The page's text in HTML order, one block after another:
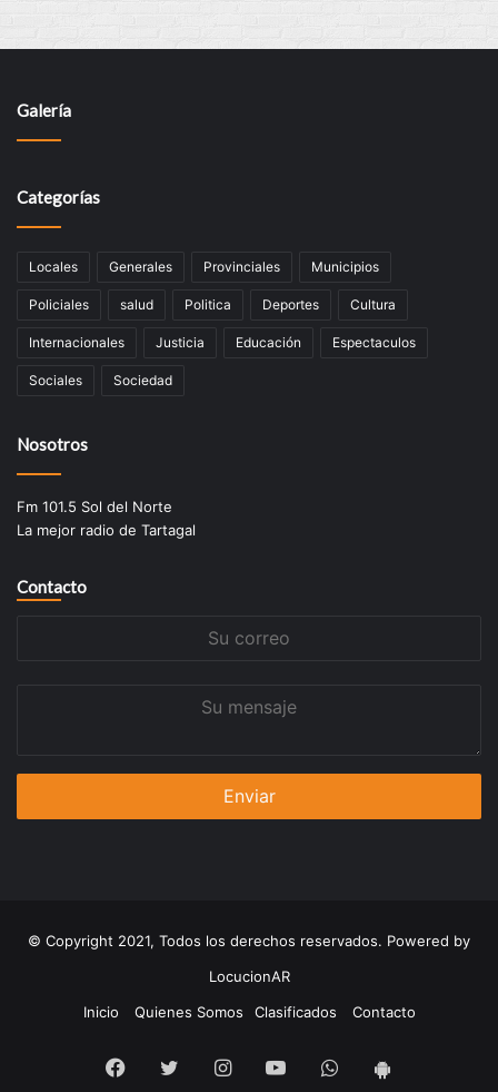
Galería
Categorías
Locales Generales Provinciales Municipios
Policiales salud Politica Deportes Cultura
Internacionales Justicia Educación Espectaculos
Sociales Sociedad
Nosotros
Fm 101.5 Sol del Norte
La mejor radio de Tartagal
Contacto
© Copyright 2021, Todos los derechos reservados. Powered by
LocucionAR
Inicio
Quienes Somos Clasificados Contacto
Facebook
TwitterInstagramYoutubeWhatsapp